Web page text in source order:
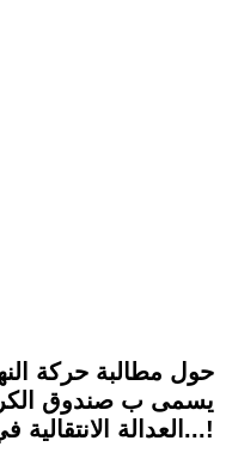
حول مطالبة حركة
يسمى ب صندوق
العدالة الانتقالية في التعويضات...!